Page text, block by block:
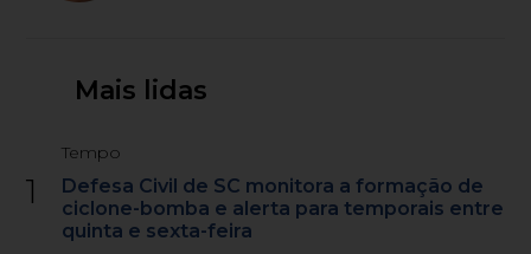
Mais lidas
1
Tempo
Defesa Civil de SC monitora a formação de
ciclone-bomba e alerta para temporais entre
quinta e sexta-feira